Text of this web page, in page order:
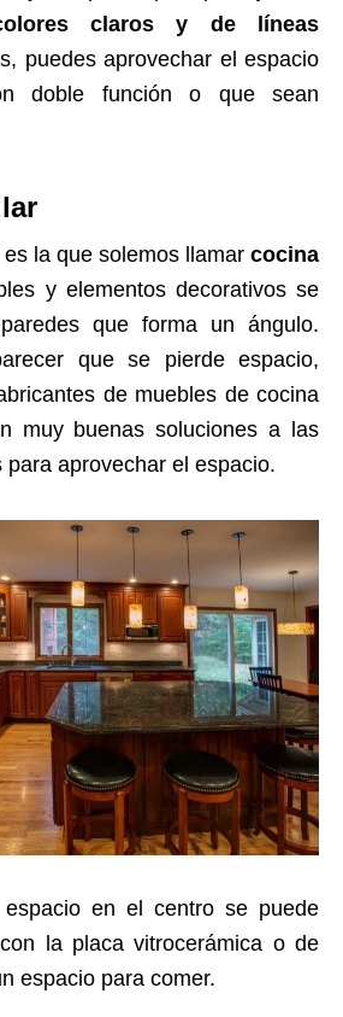
claros y de líneas
puedes aprovechar el espacio
doble función o que sean
la que solemos llamar cocina
y elementos decorativos se
que forma un ángulo.
que se pierde espacio,
de muebles de cocina
muy buenas soluciones a las
aprovechar el espacio.
en el centro se puede
la placa vitrocerámica o de
espacio para comer.